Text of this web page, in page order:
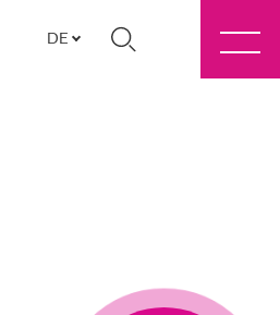
DE